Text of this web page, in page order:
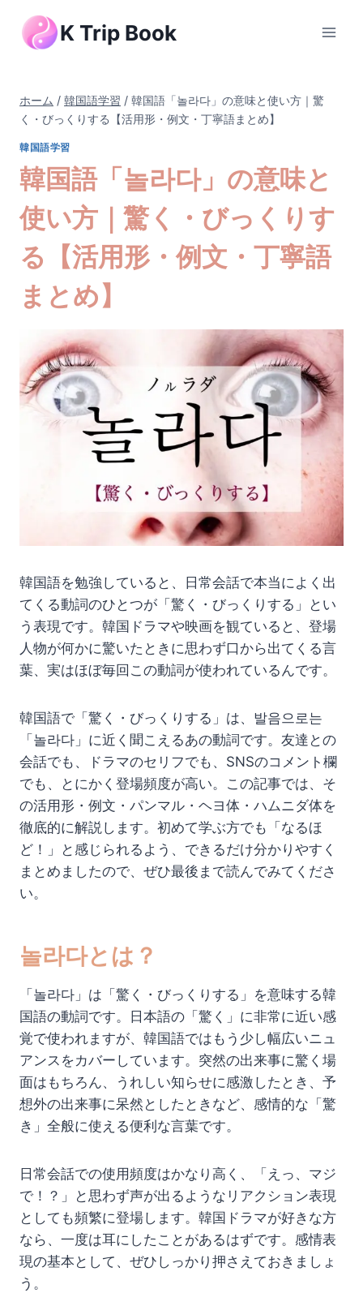
K Trip Book
ホーム / 韓国語学習 / 韓国語「놀라다」の意味と使い方｜驚
く・びっくりする【活用形・例文・丁寧語まとめ】
韓国語学習
韓国語「놀라다」の意味と
使い方｜驚く・びっくりす
る【活用形・例文・丁寧語
まとめ】
韓国語を勉強していると、日常会話で本当によく出
てくる動詞のひとつが「驚く・びっくりする」とい
う表現です。韓国ドラマや映画を観ていると、登場
人物が何かに驚いたときに思わず口から出てくる言
葉、実はほぼ毎回この動詞が使われているんです。
韓国語で「驚く・びっくりする」は、발음으로는
「놀라다」に近く聞こえるあの動詞です。友達との
会話でも、ドラマのセリフでも、SNSのコメント欄
でも、とにかく登場頻度が高い。この記事では、そ
の活用形・例文・パンマル・ヘヨ体・ハムニダ体を
徹底的に解説します。初めて学ぶ方でも「なるほ
ど！」と感じられるよう、できるだけ分かりやすく
まとめましたので、ぜひ最後まで読んでみてくださ
い。
놀라다とは？
「놀라다」は「驚く・びっくりする」を意味する韓
国語の動詞です。日本語の「驚く」に非常に近い感
覚で使われますが、韓国語ではもう少し幅広いニュ
アンスをカバーしています。突然の出来事に驚く場
面はもちろん、うれしい知らせに感激したとき、予
想外の出来事に呆然としたときなど、感情的な「驚
き」全般に使える便利な言葉です。
日常会話での使用頻度はかなり高く、「えっ、マジ
で！？」と思わず声が出るようなリアクション表現
としても頻繁に登場します。韓国ドラマが好きな方
なら、一度は耳にしたことがあるはずです。感情表
現の基本として、ぜひしっかり押さえておきましょ
う。